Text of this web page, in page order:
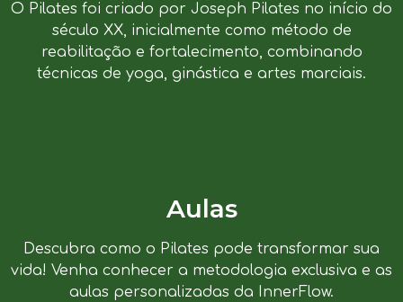
O Pilates foi criado por Joseph Pilates no início do
século XX, inicialmente como método de
reabilitação e fortalecimento, combinando
técnicas de yoga, ginástica e artes marciais.
Aulas
Descubra como o Pilates pode transformar sua
vida! Venha conhecer a metodologia exclusiva e as
aulas personalizadas da InnerFlow.